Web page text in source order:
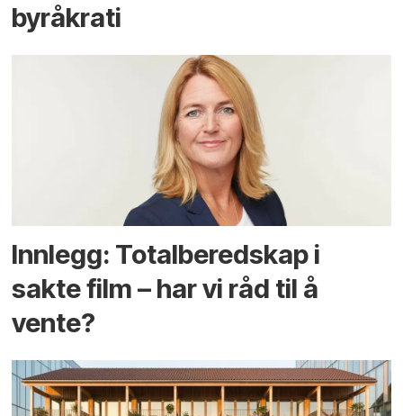
byråkrati
Innlegg: Totalberedskap i
sakte film – har vi råd til å
vente?